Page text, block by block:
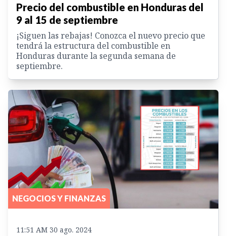
Precio del combustible en Honduras del
9 al 15 de septiembre
¡Siguen las rebajas! Conozca el nuevo precio que
tendrá la estructura del combustible en
Honduras durante la segunda semana de
septiembre.
NEGOCIOS Y FINANZAS
11:51 AM 30 ago. 2024